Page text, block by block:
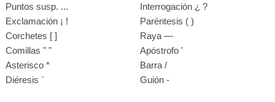
Puntos susp. ...
Interrogación ¿ ?
Exclamación ¡ !
Paréntesis ( )
Corchetes [ ]
Raya —
Comillas " "
Apóstrofo '
Asterisco *
Barra /
Diéresis ¨
Guión -